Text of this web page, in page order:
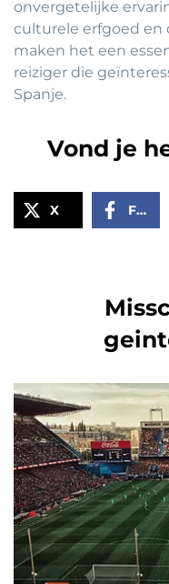
onvergetelijke
culturele erfgoed en
maken het een
reiziger die
Spanje.
Vond je
X Facebook